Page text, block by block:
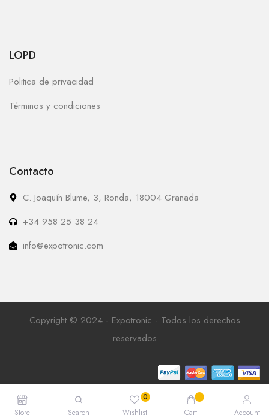
LOPD
Politica de privacidad
Términos y condiciones
Contacto
C. Joaquín Blume, 3, Ronda, 18004 Granada
+34 958 25 38 24
info@expotronic.com
Copyright © 2024 - Expotronic - Todos los derechos
reservados
Store Search Wishlist Cart Account